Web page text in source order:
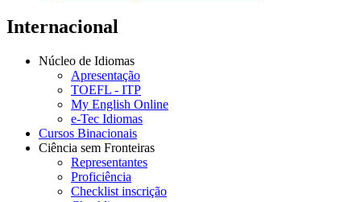
Internacional
Núcleo de Idiomas
Apresentação
TOEFL - ITP
My English Online
e-Tec Idiomas
Cursos Binacionais
Ciência sem Fronteiras
Representantes
Proficiência
Checklist inscrição